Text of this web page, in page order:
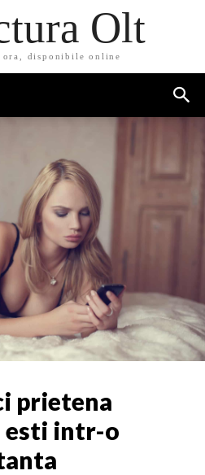
Olt
disponibile online
prietena
esti intr-o